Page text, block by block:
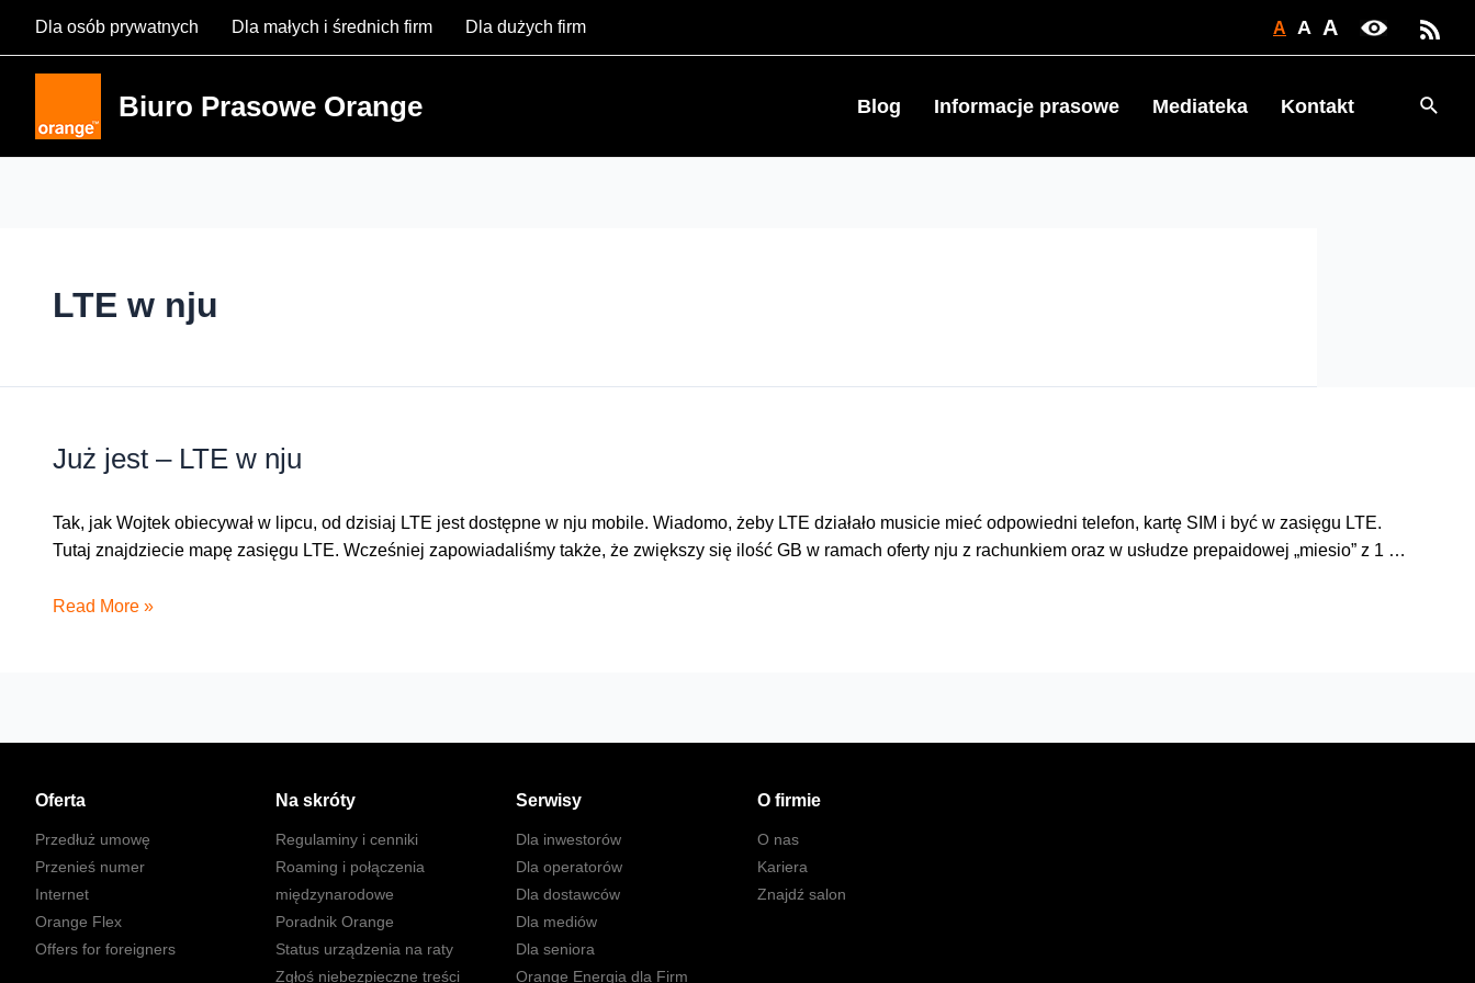
Dla osób prywatnych Dla małych i średnich firm Dla dużych firm A A A
Biuro Prasowe Orange Blog Informacje prasowe Mediateka Kontakt
LTE w nju
Już jest – LTE w nju
Tak, jak Wojtek obiecywał w lipcu, od dzisiaj LTE jest dostępne w nju mobile. Wiadomo, żeby LTE działało musicie mieć odpowiedni telefon, kartę SIM i być w zasięgu LTE.
Tutaj znajdziecie mapę zasięgu LTE. Wcześniej zapowiadaliśmy także, że zwiększy się ilość GB w ramach oferty nju z rachunkiem oraz w usłudze prepaidowej „miesio” z 1 …
Już
nju
Read More »
Oferta
Przedłuż umowę
Przenieś numer
Internet
Orange Flex
Offers for foreigners
Na skróty
Regulaminy i cenniki
Roaming i połączenia
międzynarodowe
Poradnik Orange
Status urządzenia na raty
Zgłoś niebezpieczne treści
Serwisy
Dla inwestorów
Dla operatorów
Dla dostawców
Dla mediów
Dla seniora
Orange Energia dla Firm
O firmie
O nas
Kariera
Znajdź salon